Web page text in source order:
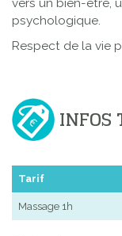
vers un bien-être,
psychologique.
Respect de la vie
INFOS
Tarif
Massage 1h